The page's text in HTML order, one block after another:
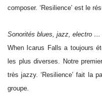
composer. ‘Resilience’ est le
Sonorités blues, jazz, electro …
When Icarus Falls a toujours
les plus diverses. Notre
très jazzy. ‘Resilience’ fait la
groupe.